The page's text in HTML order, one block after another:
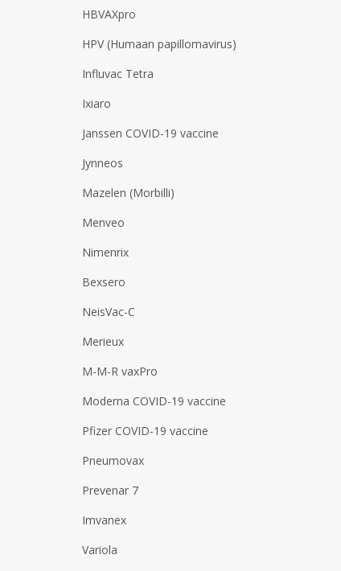
HBVAXpro
HPV (Humaan papillomavirus)
Influvac Tetra
Ixiaro
Janssen COVID-19 vaccine
Jynneos
Mazelen (Morbilli)
Menveo
Nimenrix
Bexsero
NeisVac-C
Merieux
M-M-R vaxPro
Moderna COVID-19 vaccine
Pfizer COVID-19 vaccine
Pneumovax
Prevenar 7
Imvanex
Variola